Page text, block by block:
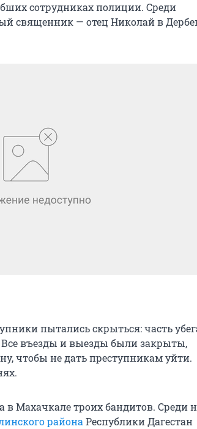
сотрудниках полиции. Среди
священник — отец Николай в
пытались скрыться: часть
Все въезды и выезды были закрыты,
чтобы не дать преступникам уйти.
в Махачкале троих бандитов. Среди
района Республики Дагестан